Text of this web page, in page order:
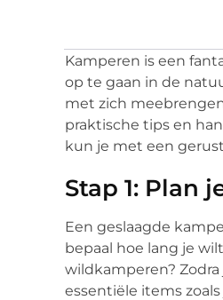
Kamperen is een
op te gaan in de
met zich
praktische tips en
kun je met een
Stap 1: Plan
Een geslaagde
bepaal hoe lang je
wildkamperen?
essentiële items